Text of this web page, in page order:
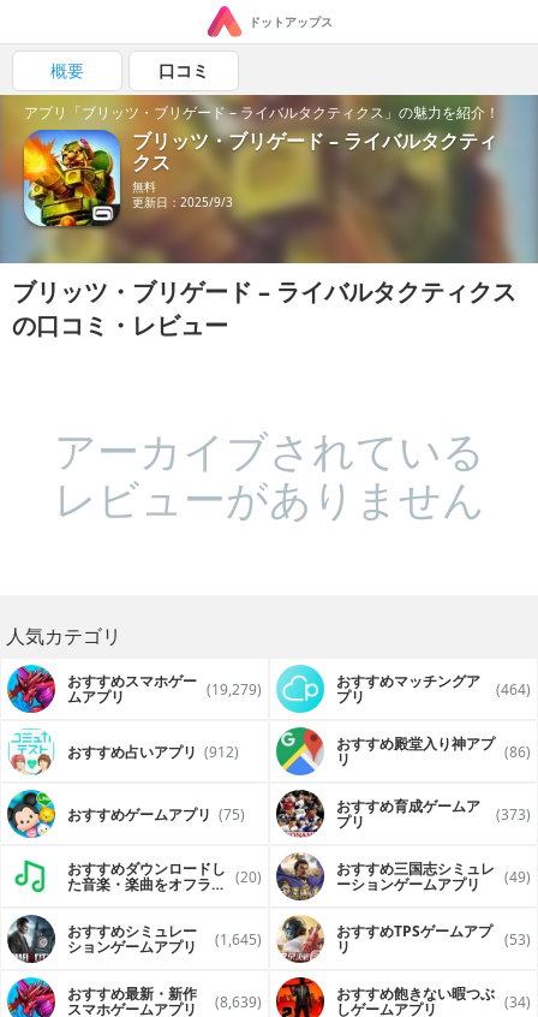
ドットアップス
概要 口コミ
アプリ「ブリッツ・ブリゲード – ライバルタクティクス」の魅力を紹介！
ブリッツ・ブリゲード – ライバルタクティ
クス
無料
更新日：2025/9/3
ブリッツ・ブリゲード – ライバルタクティクス
の口コミ・レビュー
アーカイブされている
レビューがありません
人気カテゴリ
おすすめスマホゲー
ムアプリ (19,279) おすすめマッチングア
プリ (464)
おすすめ占いアプリ (912) おすすめ殿堂入り神アプ
リ (86)
おすすめゲームアプリ (75) おすすめ育成ゲームア
プリ (373)
おすすめダウンロードし
た音楽・楽曲をオフライ (20) おすすめ三国志シミュレ
ーションゲームアプリ (49)
おすすめシミュレー
ションゲームアプリ (1,645) おすすめTPSゲームアプ
リ (53)
おすすめ最新・新作
スマホゲームアプリ (8,639) おすすめ飽きない暇つぶ
しゲームアプリ (34)